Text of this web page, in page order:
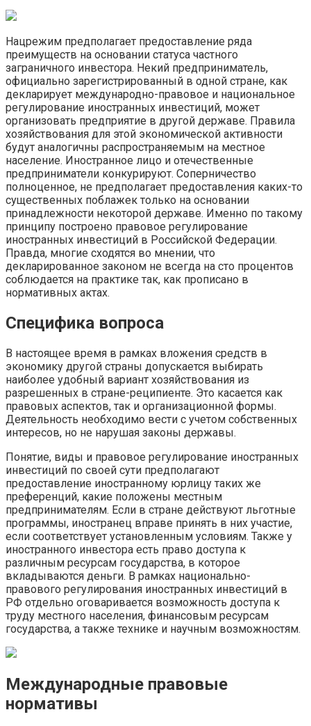
Нацрежим предполагает предоставление ряда
преимуществ на основании статуса частного
заграничного инвестора. Некий предприниматель,
официально зарегистрированный в одной стране, как
декларирует международно-правовое и национальное
регулирование иностранных инвестиций, может
организовать предприятие в другой державе. Правила
хозяйствования для этой экономической активности
будут аналогичны распространяемым на местное
население. Иностранное лицо и отечественные
предприниматели конкурируют. Соперничество
полноценное, не предполагает предоставления каких-то
существенных поблажек только на основании
принадлежности некоторой державе. Именно по такому
принципу построено правовое регулирование
иностранных инвестиций в Российской Федерации.
Правда, многие сходятся во мнении, что
декларированное законом не всегда на сто процентов
соблюдается на практике так, как прописано в
нормативных актах.
Специфика вопроса
В настоящее время в рамках вложения средств в
экономику другой страны допускается выбирать
наиболее удобный вариант хозяйствования из
разрешенных в стране-реципиенте. Это касается как
правовых аспектов, так и организационной формы.
Деятельность необходимо вести с учетом собственных
интересов, но не нарушая законы державы.
Понятие, виды и правовое регулирование иностранных
инвестиций по своей сути предполагают
предоставление иностранному юрлицу таких же
преференций, какие положены местным
предпринимателям. Если в стране действуют льготные
программы, иностранец вправе принять в них участие,
если соответствует установленным условиям. Также у
иностранного инвестора есть право доступа к
различным ресурсам государства, в которое
вкладываются деньги. В рамках национально-
правового регулирования иностранных инвестиций в
РФ отдельно оговаривается возможность доступа к
труду местного населения, финансовым ресурсам
государства, а также технике и научным возможностям.
Международные правовые
нормативы